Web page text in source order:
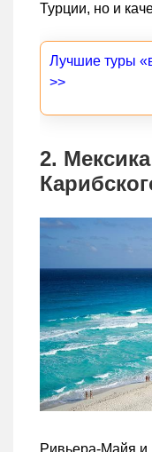
Турции, но и
Лучшие туры
>>
2.
Ривьера-Майя и